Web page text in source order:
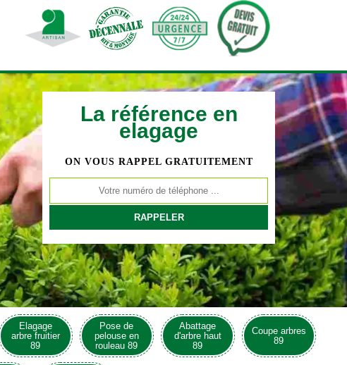
La référence en
elagage
ON VOUS RAPPEL GRATUITEMENT
Elagage
arbre fruitier
89
Pose de
pelouse en
rouleau 89
Abattage
d'arbre haut
89
Coupe arbres
89